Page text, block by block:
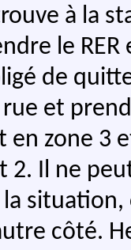
à la
le
de
et
en zone 3
2. Il ne
côté.